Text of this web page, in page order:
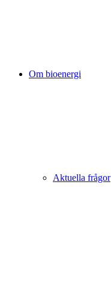
Om bioenergi
Aktuella frågor